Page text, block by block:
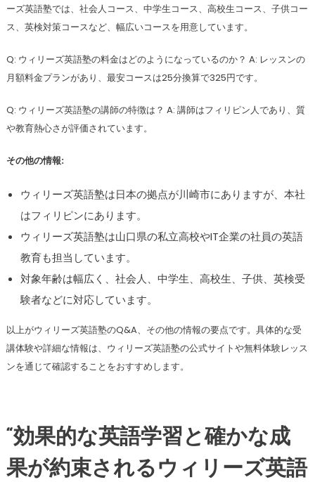
ーズ英語塾では、社会人コース、中学生コース、高校生コース、子供コー
ス、英検対策コースなど、幅広いコースを用意しています。
Q: ウィリーズ英語塾の料金はどのようになっているのか？ A: レッスンの
月額料金プランがあり、最安コースは25分換算で325円です。
Q: ウィリーズ英語塾の講師の特徴は？ A: 講師はフィリピン人であり、質
や教育熱心さが評価されています。
その他の情報:
ウィリーズ英語塾は日本の拠点が川崎市にありますが、本社
はフィリピンにあります。
ウィリーズ英語塾は山口県の私立高校やIT企業の社員の英語
教育も担当しています。
対象年齢は幅広く、社会人、中学生、高校生、子供、英検受
験者などに対応しています。
以上がウィリーズ英語塾のQ&A、その他の情報の要点です。具体的な受
講体験や詳細な情報は、ウィリーズ英語塾の公式サイトや無料体験レッス
ンを通じて確認することをおすすめします。
“効果的な英語学習と確かな成
果が約束されるウィリーズ英語